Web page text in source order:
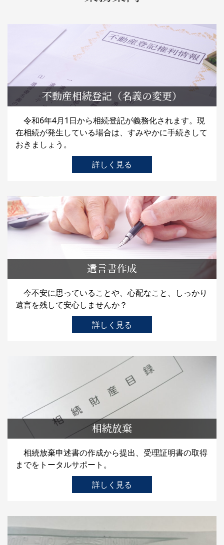
不動産相続登記（名義の変更）
令和6年4月1日から相続登記が義務化されます。現
在相続が発生している場合は、すみやかに手続きして
おきましょう。
詳しく見る
遺言書作成
今不安に思っていることや、心配なこと、しっかり
遺言を残して安心しませんか？
詳しく見る
相続放棄
相続放棄申述書の作成から提出、受理証明書の取得
までをトータルサポート。
詳しく見る